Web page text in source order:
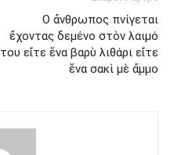
O ἄνθρωπος πνίγεται
ἔχοντας δεμένο στὸν λαιμό
του εἴτε ἕνα βαρὺ λιθάρι εἴτε
ἕνα σακὶ μὲ ἄμμο